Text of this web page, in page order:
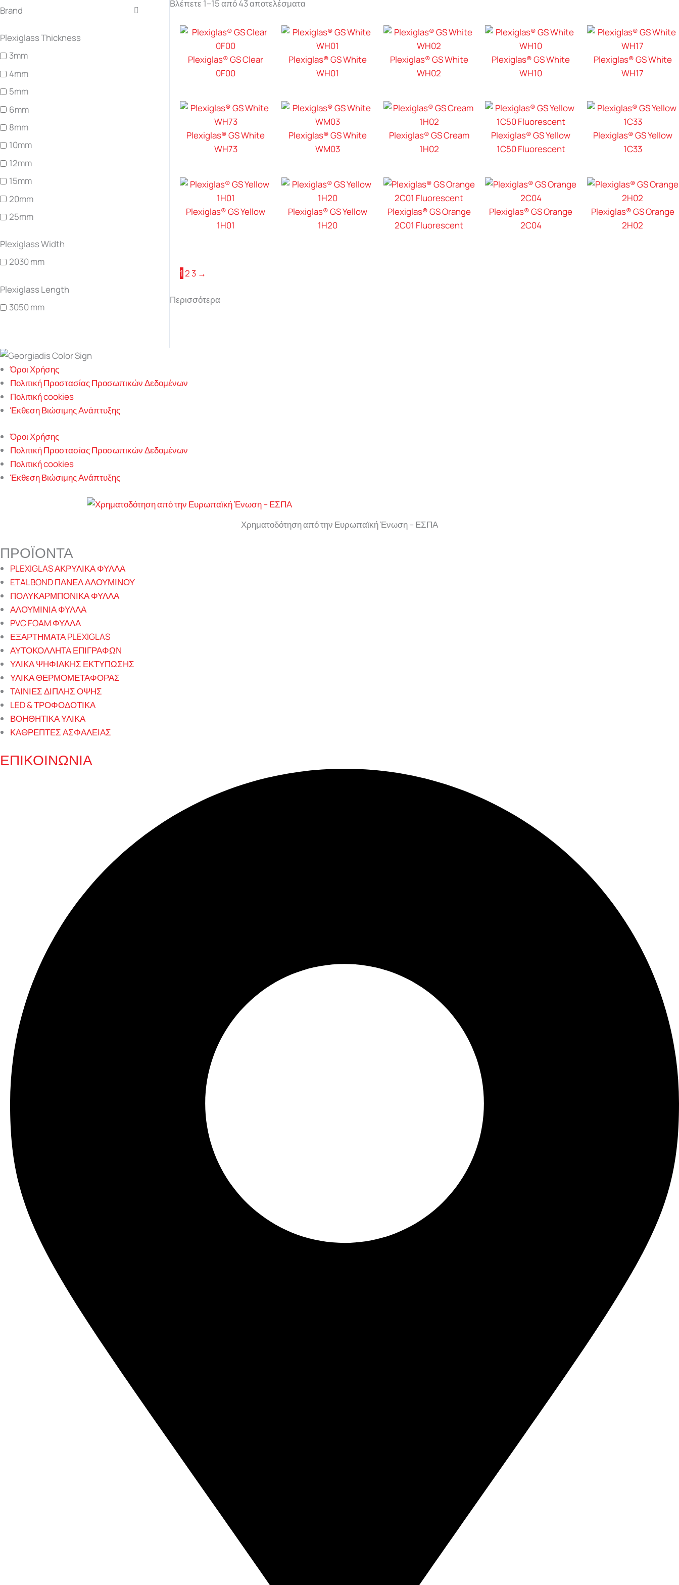
Brand
Plexiglass Thickness
3mm
4mm
5mm
6mm
8mm
10mm
12mm
15mm
20mm
25mm
Plexiglass Width
2030 mm
Plexiglass Length
3050 mm
Βλέπετε 1–15 από 43 αποτελέσματα
Plexiglas® GS Clear
0F00
Plexiglas® GS White
WH01
Plexiglas® GS White
WH02
Plexiglas® GS White
WH10
Plexiglas® GS White
WH17
Plexiglas® GS White
WH73
Plexiglas® GS White
WM03
Plexiglas® GS Cream
1H02
Plexiglas® GS Yellow
1C50 Fluorescent
Plexiglas® GS Yellow
1C33
Plexiglas® GS Yellow
1H01
Plexiglas® GS Yellow
1H20
Plexiglas® GS Orange
2C01 Fluorescent
Plexiglas® GS Orange
2C04
Plexiglas® GS Orange
2H02
1 23 →
Περισσότερα
Όροι Χρήσης
Πολιτική Προστασίας Προσωπικών Δεδομένων
Πολιτική cookies
Έκθεση Βιώσιμης Ανάπτυξης
Όροι Χρήσης
Πολιτική Προστασίας Προσωπικών Δεδομένων
Πολιτική cookies
Έκθεση Βιώσιμης Ανάπτυξης
Χρηματοδότηση από την Ευρωπαϊκή Ένωση – ΕΣΠΑ
ΠΡΟΪΟΝΤΑ
PLEXIGLAS ΑΚΡΥΛΙΚΑ ΦΥΛΛΑ
ETALBOND ΠΑΝΕΛ ΑΛΟΥΜΙΝΟΥ
ΠΟΛΥΚΑΡΜΠΟΝΙΚΑ ΦΥΛΛΑ
ΑΛΟΥΜΙΝΙΑ ΦΥΛΛΑ
PVC FOAM ΦΥΛΛΑ
ΕΞΑΡΤΗΜΑΤΑ PLEXIGLAS
ΑΥΤΟΚΟΛΛΗΤΑ ΕΠΙΓΡΑΦΩΝ
ΥΛΙΚΑ ΨΗΦΙΑΚΗΣ ΕΚΤΥΠΩΣΗΣ
ΥΛΙΚΑ ΘΕΡΜΟΜΕΤΑΦΟΡΑΣ
ΤΑΙΝΙΕΣ ΔΙΠΛΗΣ ΟΨΗΣ
LED & ΤΡΟΦΟΔΟΤΙΚΑ
ΒΟΗΘΗΤΙΚΑ ΥΛΙΚΑ
ΚΑΘΡΕΠΤΕΣ ΑΣΦΑΛΕΙΑΣ
ΕΠΙΚΟΙΝΩΝΙΑ